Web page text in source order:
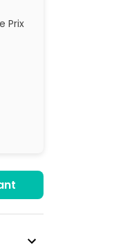
Prix